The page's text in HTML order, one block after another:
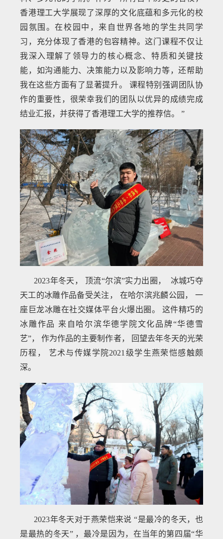
香港理工大学展现了深厚的文化底蕴和多元化的校
园氛围。在校园中，来自世界各地的学生共同学
习，充分体现了香港的包容精神。这门课程不仅让
我深入理解了领导力的核心概念、特质和关键技
能，如沟通能力、决策能力以及影响力等，还帮助
我在这些方面有了显著提升。 课程特别强调团队协
作的重要性，很荣幸我们的团队以优异的成绩完成
结业汇报，并获得了香港理工大学的推荐信。 ”
2023年冬天， 顶流“尔滨”实力出圈， 冰城巧夺
天工的冰雕作品备受关注， 在哈尔滨兆麟公园， 一
座巨龙冰雕在社交媒体平台火爆出圈。 这件精巧的
冰雕作品 来自哈尔滨华德学院文化品牌“华德雪
艺”， 作为作品的主要制作者， 回望去年冬天的光荣
历程， 艺术与传媒学院2021级学生燕荣恺感触颇
深。
2023年冬天对于燕荣恺来说 “是最冷的冬天，也
是最热的冬天” ，最冷是因为，在当年的第四届“华